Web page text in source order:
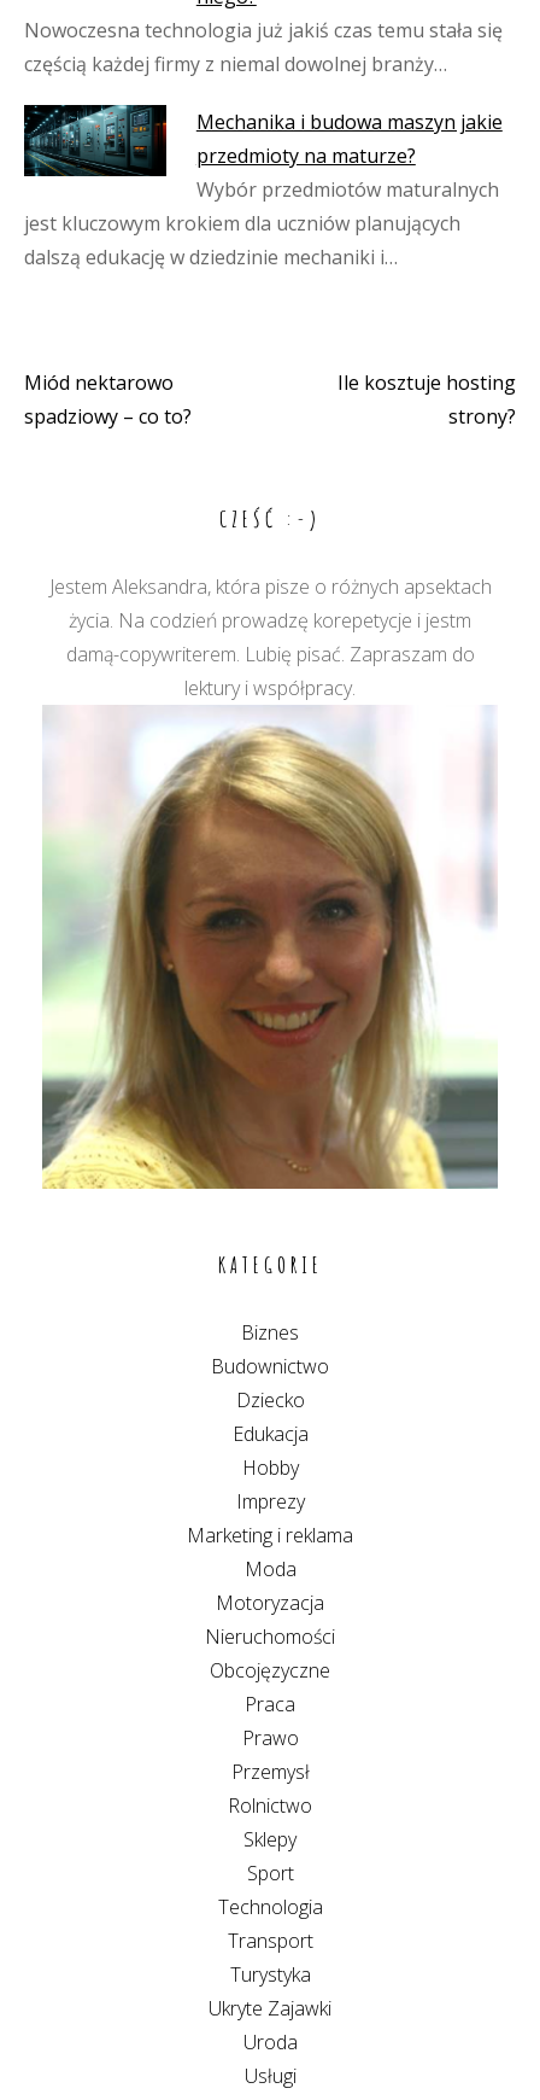
Nowoczesna technologia już jakiś czas temu stała się
częścią każdej firmy z niemal dowolnej branży…
Mechanika i budowa maszyn jakie
przedmioty na maturze?
Wybór przedmiotów maturalnych
jest kluczowym krokiem dla uczniów planujących
dalszą edukację w dziedzinie mechaniki i…
Nawigacja
Miód nektarowo
spadziowy – co to?
Ile kosztuje hosting
strony?
CZEŚĆ :-)
Jestem Aleksandra, która pisze o różnych apsektach
życia. Na codzień prowadzę korepetycje i jestm
damą-copywriterem. Lubię pisać. Zapraszam do
lektury i współpracy.
KATEGORIE
Biznes
Budownictwo
Dziecko
Edukacja
Hobby
Imprezy
Marketing i reklama
Moda
Motoryzacja
Nieruchomości
Obcojęzyczne
Praca
Prawo
Przemysł
Rolnictwo
Sklepy
Sport
Technologia
Transport
Turystyka
Ukryte Zajawki
Uroda
Usługi